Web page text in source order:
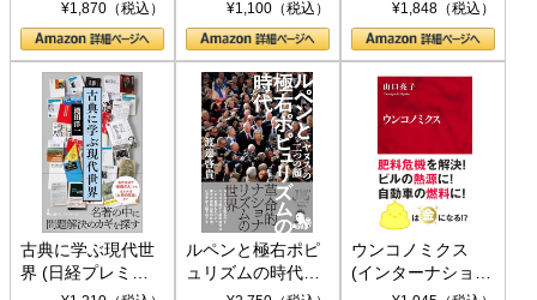
の挑戦
¥1,870（税込）
して聖断 (PHP新
書)
¥1,100（税込） ¥1,848（税込）
古典に学ぶ現代世
界 (日経プレミア
シリーズ)
ルペンと極右ポピ
ュリズムの時代：
〈ヤヌス〉の二つ
ウンコノミクス
(インターナショナ
ル新書)